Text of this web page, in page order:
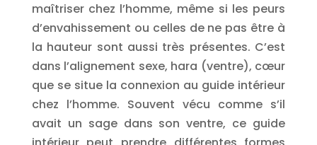
maîtriser chez l’homme, même si les peurs
d’envahissement ou celles de ne pas être à
la hauteur sont aussi très présentes. C’est
dans l’alignement sexe, hara (ventre), cœur
que se situe la connexion au guide intérieur
chez l’homme. Souvent vécu comme s’il
avait un sage dans son ventre, ce guide